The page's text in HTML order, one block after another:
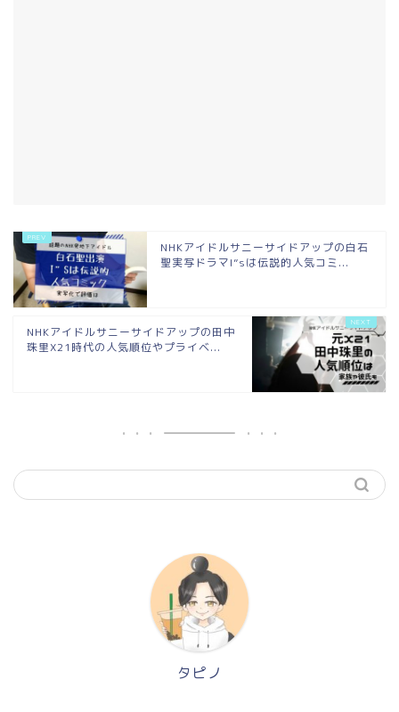
NHKアイドルサニーサイドアップの白石
聖実写ドラマI”sは伝説的人気コミ...
NHKアイドルサニーサイドアップの田中
珠里X21時代の人気順位やプライベ...
タピノ